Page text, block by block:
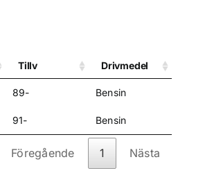
Tillv Drivmedel
89- Bensin
91- Bensin
Föregående 1 Nästa